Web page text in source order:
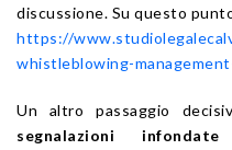
discussione. Su questo
https://
whistleblowing-
Un altro passaggio
segnalazioni infondate